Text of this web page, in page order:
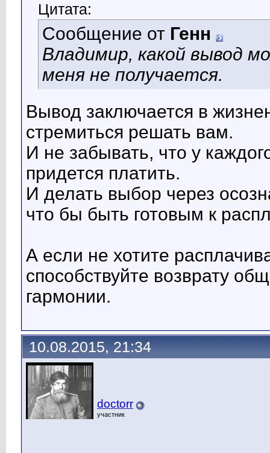
Цитата:
Сообщение от Генн
Владимир, какой вывод
меня не получается.
Вывод заключается в
стремиться решать вам.
И не забывать, что у
придется платить.
И делать выбор через
что бы быть готовым к
А если не хотите
способствуйте возврату
гармонии.
10.08.2015, 21:34
doctorr
участник